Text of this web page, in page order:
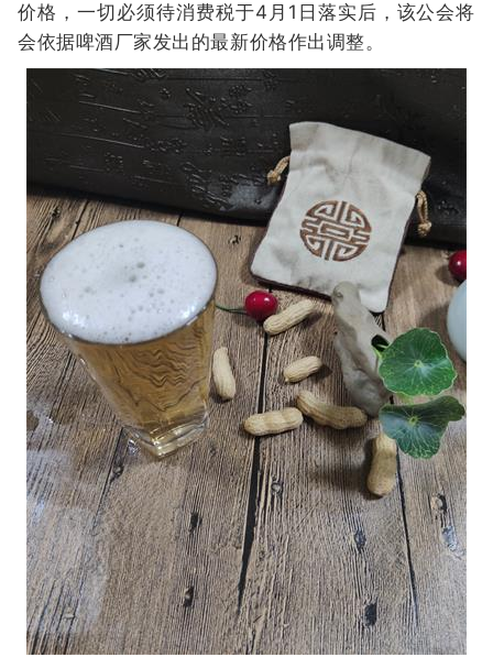
价格，一切必须待消费税于4月1日落实后，该公会将
会依据啤酒厂家发出的最新价格作出调整。